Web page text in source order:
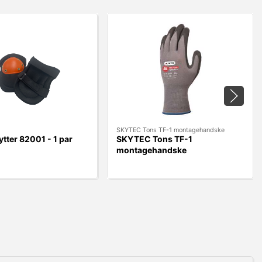
82001 - 1 par
SKYTEC Tons TF-1 montagehandske
SKYTEC Tons TF-1
montagehandske